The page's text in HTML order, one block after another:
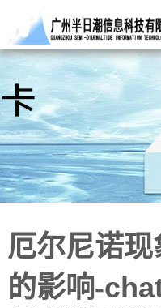
厄尔尼诺
的影响-